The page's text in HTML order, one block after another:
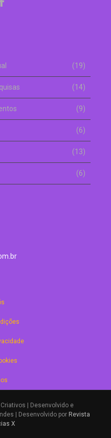
(19)
(14)
(9)
(6)
(13)
(6)
| Desenvolvido e
| Desenvolvido por Revista
X